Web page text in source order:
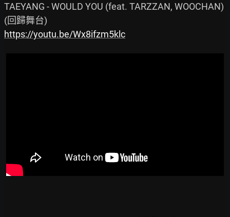
TAEYANG - WOULD YOU (feat. TARZZAN, WOOCHAN)
https://youtu.be/Wx8ifzm5klc